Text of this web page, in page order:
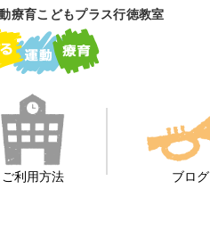
療育こどもプラス行徳教室
ご利用方法 ブログ